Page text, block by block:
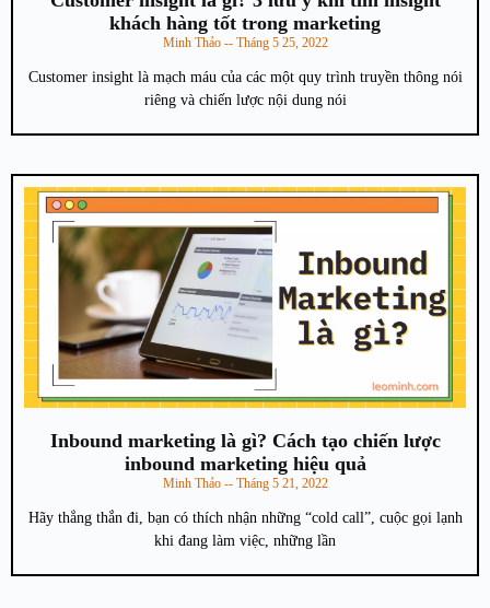
khách hàng tốt trong marketing
Minh Thảo Tháng 5 25, 2022
Customer insight là mạch máu của các một quy trình truyền thông nói
riêng và chiến lược nội dung nói
Inbound marketing là gì? Cách tạo chiến lược
inbound marketing hiệu quả
Minh Thảo Tháng 5 21, 2022
Hãy thẳng thắn đi, bạn có thích nhận những “cold call”, cuộc gọi lạnh
khi đang làm việc, những lần